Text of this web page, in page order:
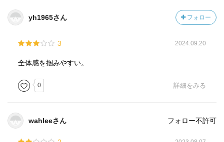
yh1965さん フォロー
3 2024.09.20
全体感を掴みやすい。
0 詳細をみる
wahleeさん フォロー不許可